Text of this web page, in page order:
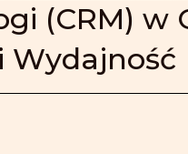
(CRM) w
Wydajność